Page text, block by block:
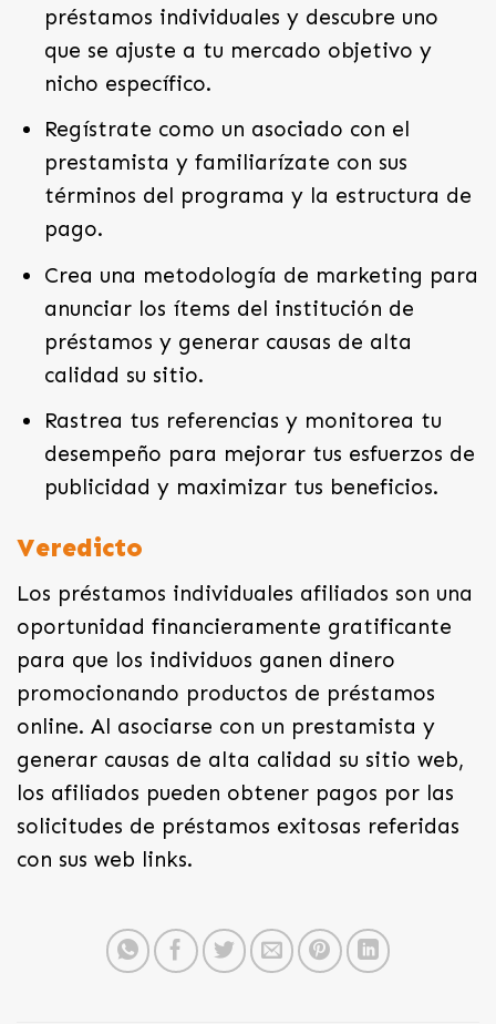
préstamos individuales y descubre uno
que se ajuste a tu mercado objetivo y
nicho específico.
Regístrate como un asociado con el
prestamista y familiarízate con sus
términos del programa y la estructura de
pago.
Crea una metodología de marketing para
anunciar los ítems del institución de
préstamos y generar causas de alta
calidad su sitio.
Rastrea tus referencias y monitorea tu
desempeño para mejorar tus esfuerzos de
publicidad y maximizar tus beneficios.
Veredicto
Los préstamos individuales afiliados son una
oportunidad financieramente gratificante
para que los individuos ganen dinero
promocionando productos de préstamos
online. Al asociarse con un prestamista y
generar causas de alta calidad su sitio web,
los afiliados pueden obtener pagos por las
solicitudes de préstamos exitosas referidas
con sus web links.